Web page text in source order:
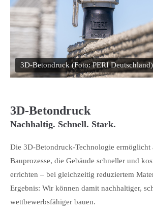
3D-Betondruck (Foto: PERI Deutschland)
3D-Betondruck
Nachhaltig. Schnell. Stark.
Die 3D-Betondruck-Technologie ermöglicht
Bauprozesse, die Gebäude schneller und
errichten – bei gleichzeitig reduziertem
Ergebnis: Wir können damit nachhaltiger,
wettbewerbsfähiger bauen.